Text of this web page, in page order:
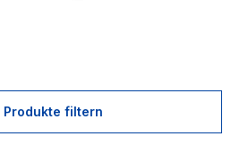
Produkte filtern